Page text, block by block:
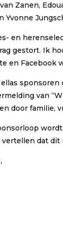
Zanen,
Yvonne
en
gestort. Ik
en Facebook
sponsoren
van
door familie,
vertellen dat dit